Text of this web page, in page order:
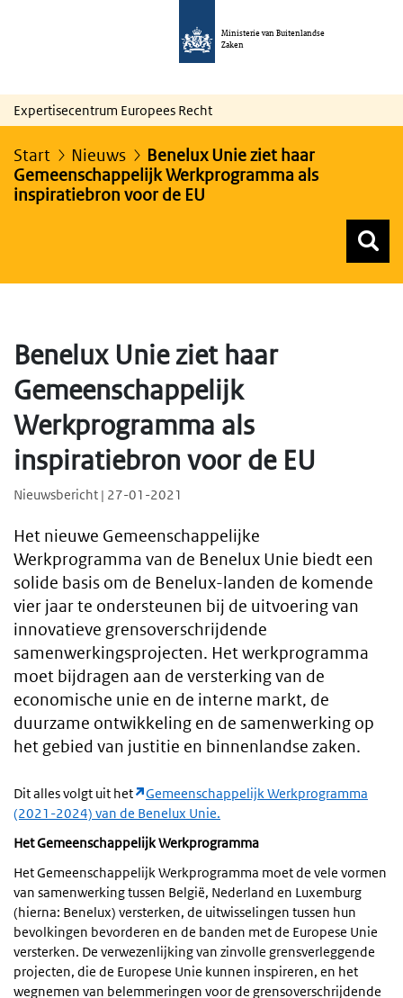
Ministerie van Buitenlandse
Zaken
Expertisecentrum Europees Recht
Start Nieuws
Benelux Unie ziet haar
Gemeenschappelijk Werkprogramma als
inspiratiebron voor de EU
Benelux Unie ziet haar
Gemeenschappelijk
Werkprogramma als
inspiratiebron voor de EU
Nieuwsbericht | 27-01-2021
Het nieuwe Gemeenschappelijke
Werkprogramma van de Benelux Unie biedt een
solide basis om de Benelux-landen de komende
vier jaar te ondersteunen bij de uitvoering van
innovatieve grensoverschrijdende
samenwerkingsprojecten. Het werkprogramma
moet bijdragen aan de versterking van de
economische unie en de interne markt, de
duurzame ontwikkeling en de samenwerking op
het gebied van justitie en binnenlandse zaken.
Dit alles volgt uit het
Gemeenschappelijk Werkprogramma
(2021-2024) van de Benelux Unie.
Het Gemeenschappelijk Werkprogramma
Het Gemeenschappelijk Werkprogramma moet de vele vormen
van samenwerking tussen België, Nederland en Luxemburg
(hierna: Benelux) versterken, de uitwisselingen tussen hun
bevolkingen bevorderen en de banden met de Europese Unie
versterken. De verwezenlijking van zinvolle grensverleggende
projecten, die de Europese Unie kunnen inspireren, en het
wegnemen van belemmeringen voor de grensoverschrijdende